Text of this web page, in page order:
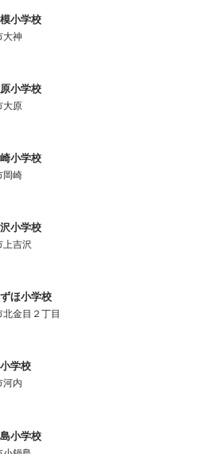
小学校
大神
小学校
大原
小学校
岡崎
小学校
上吉沢
ほ小学校
金目２丁目
学校
河内
小学校